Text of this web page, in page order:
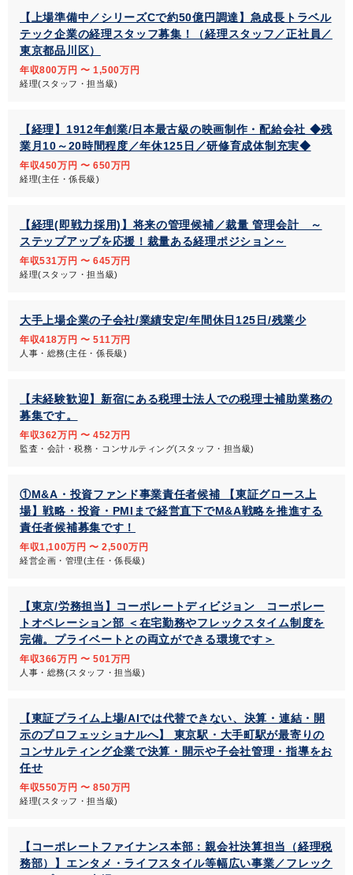
【上場準備中／シリーズCで約50億円調達】急成長トラベル
テック企業の経理スタッフ募集！（経理スタッフ／正社員／
東京都品川区）
年収800万円 〜 1,500万円
経理(スタッフ・担当級)
【経理】1912年創業/日本最古級の映画制作・配給会社 ◆残
業月10～20時間程度／年休125日／研修育成体制充実◆
年収450万円 〜 650万円
経理(主任・係長級)
【経理(即戦力採用)】将来の管理候補／裁量 管理会計 ～
ステップアップを応援！裁量ある経理ポジション～
年収531万円 〜 645万円
経理(スタッフ・担当級)
大手上場企業の子会社/業績安定/年間休日125日/残業少
年収418万円 〜 511万円
人事・総務(主任・係長級)
【未経験歓迎】新宿にある税理士法人での税理士補助業務の
募集です。
年収362万円 〜 452万円
監査・会計・税務・コンサルティング(スタッフ・担当級)
①M&A・投資ファンド事業責任者候補 【東証グロース上
場】戦略・投資・PMIまで経営直下でM&A戦略を推進する
責任者候補募集です！
年収1,100万円 〜 2,500万円
経営企画・管理(主任・係長級)
【東京/労務担当】コーポレートディビジョン コーポレー
トオペレーション部 ＜在宅勤務やフレックスタイム制度を
完備。プライベートとの両立ができる環境です＞
年収366万円 〜 501万円
人事・総務(スタッフ・担当級)
【東証プライム上場/AIでは代替できない、決算・連結・開
示のプロフェッショナルへ】 東京駅・大手町駅が最寄りの
コンサルティング企業で決算・開示や子会社管理・指導をお
任せ
年収550万円 〜 850万円
経理(スタッフ・担当級)
【コーポレートファイナンス本部：親会社決算担当（経理税
務部）】エンタメ・ライフスタイル等幅広い事業／フレック